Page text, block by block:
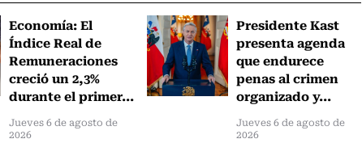
Economía: El
Índice Real de
Remuneraciones
creció un 2,3%
durante el primer...
Jueves 6 de agosto de
2026
Presidente Kast
presenta agenda
que endurece
penas al crimen
organizado y...
Jueves 6 de agosto de
2026